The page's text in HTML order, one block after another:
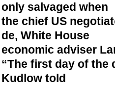
only salvaged when
the chief US
de, White House
economic adviser
“The first day of the
Kudlow told